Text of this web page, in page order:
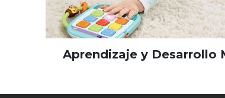
Aprendizaje y Desarrollo